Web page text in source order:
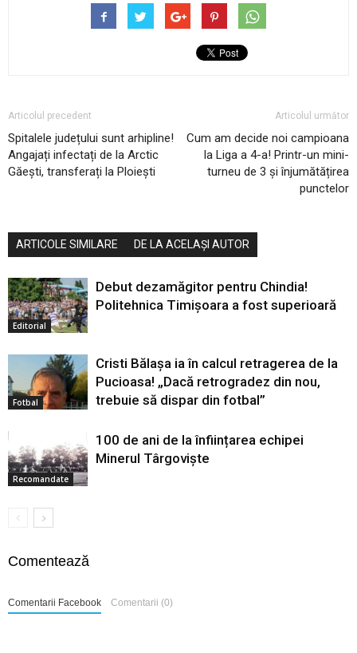
Articolul precedent
Spitalele județului sunt arhipline!
Angajați infectați de la Arctic
Găești, transferați la Ploiești
Articolul următor
Cum am decide noi campioana
la Liga a 4-a! Printr-un mini-
turneu de 3 și înjumătățirea
punctelor
ARTICOLE SIMILARE DE LA ACELAȘI AUTOR
Editorial
Debut dezamăgitor pentru Chindia!
Politehnica Timișoara a fost superioară
Fotbal
Cristi Bălașa ia în calcul retragerea de la
Pucioasa! „Dacă retrogradez din nou,
trebuie să dispar din fotbal”
Recomandate
100 de ani de la înființarea echipei
Minerul Târgoviște
Comentează
Comentarii Facebook Comentarii (0)